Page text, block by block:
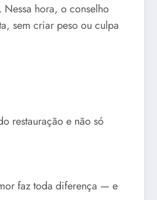
hora, o conselho
sem criar peso ou culpa
restauração e não só
faz toda diferença — e